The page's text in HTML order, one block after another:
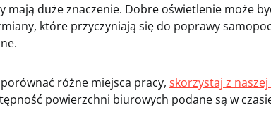
mają duże znaczenie. Dobre oświetlenie może
które przyczyniają się do poprawy
różne miejsca pracy, skorzystaj z
powierzchni biurowych podane są w